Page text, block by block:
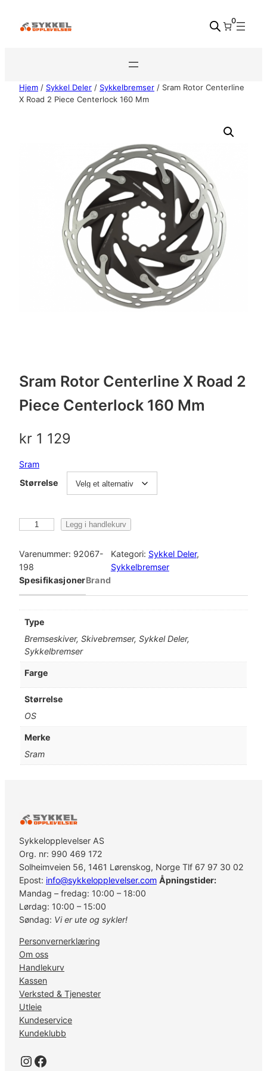
0
Hjem / Sykkel Deler / Sykkelbremser / Sram Rotor Centerline
X Road 2 Piece Centerlock 160 Mm
Sram Rotor Centerline X Road 2
Piece Centerlock 160 Mm
kr 1 129
Sram
Størrelse
a
m
R
d
2
P
i
e
c
e
C
n
t
e
r
l
o
c
k
6
Legg i handlekurv
Varenummer: 92067-
198
Kategori: Sykkel Deler
Sykkelbremser
SpesifikasjonerBrand
Type
Bremseskiver, Skivebremser, Sykkel Deler,
Sykkelbremser
Farge
Størrelse
OS
Merke
Sram
Sykkelopplevelser AS
Org. nr: 990 469 172
Solheimveien 56, 1461 Lørenskog, Norge Tlf 67 97 30 02
Epost: info@sykkelopplevelser.com Åpningstider:
Mandag – fredag: 10:00 – 18:00
Lørdag: 10:00 – 15:00
Søndag: Vi er ute og sykler!
Personvernerklæring
Om oss
Handlekurv
Kassen
Verksted & Tjenester
Utleie
Kundeservice
Kundeklubb
Instagram Facebook